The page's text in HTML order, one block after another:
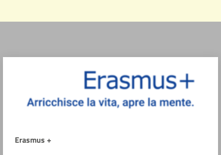
Erasmus +